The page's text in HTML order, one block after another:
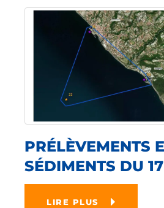
PRÉLÈVEMENTS
SÉDIMENTS DU
LIRE PLUS